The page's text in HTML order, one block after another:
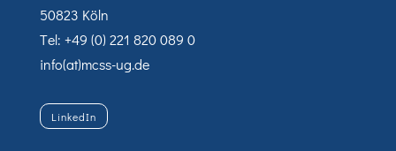
50823 Köln
Tel: +49 (0) 221 820 089 0
info(at)mcss-ug.de
LinkedIn